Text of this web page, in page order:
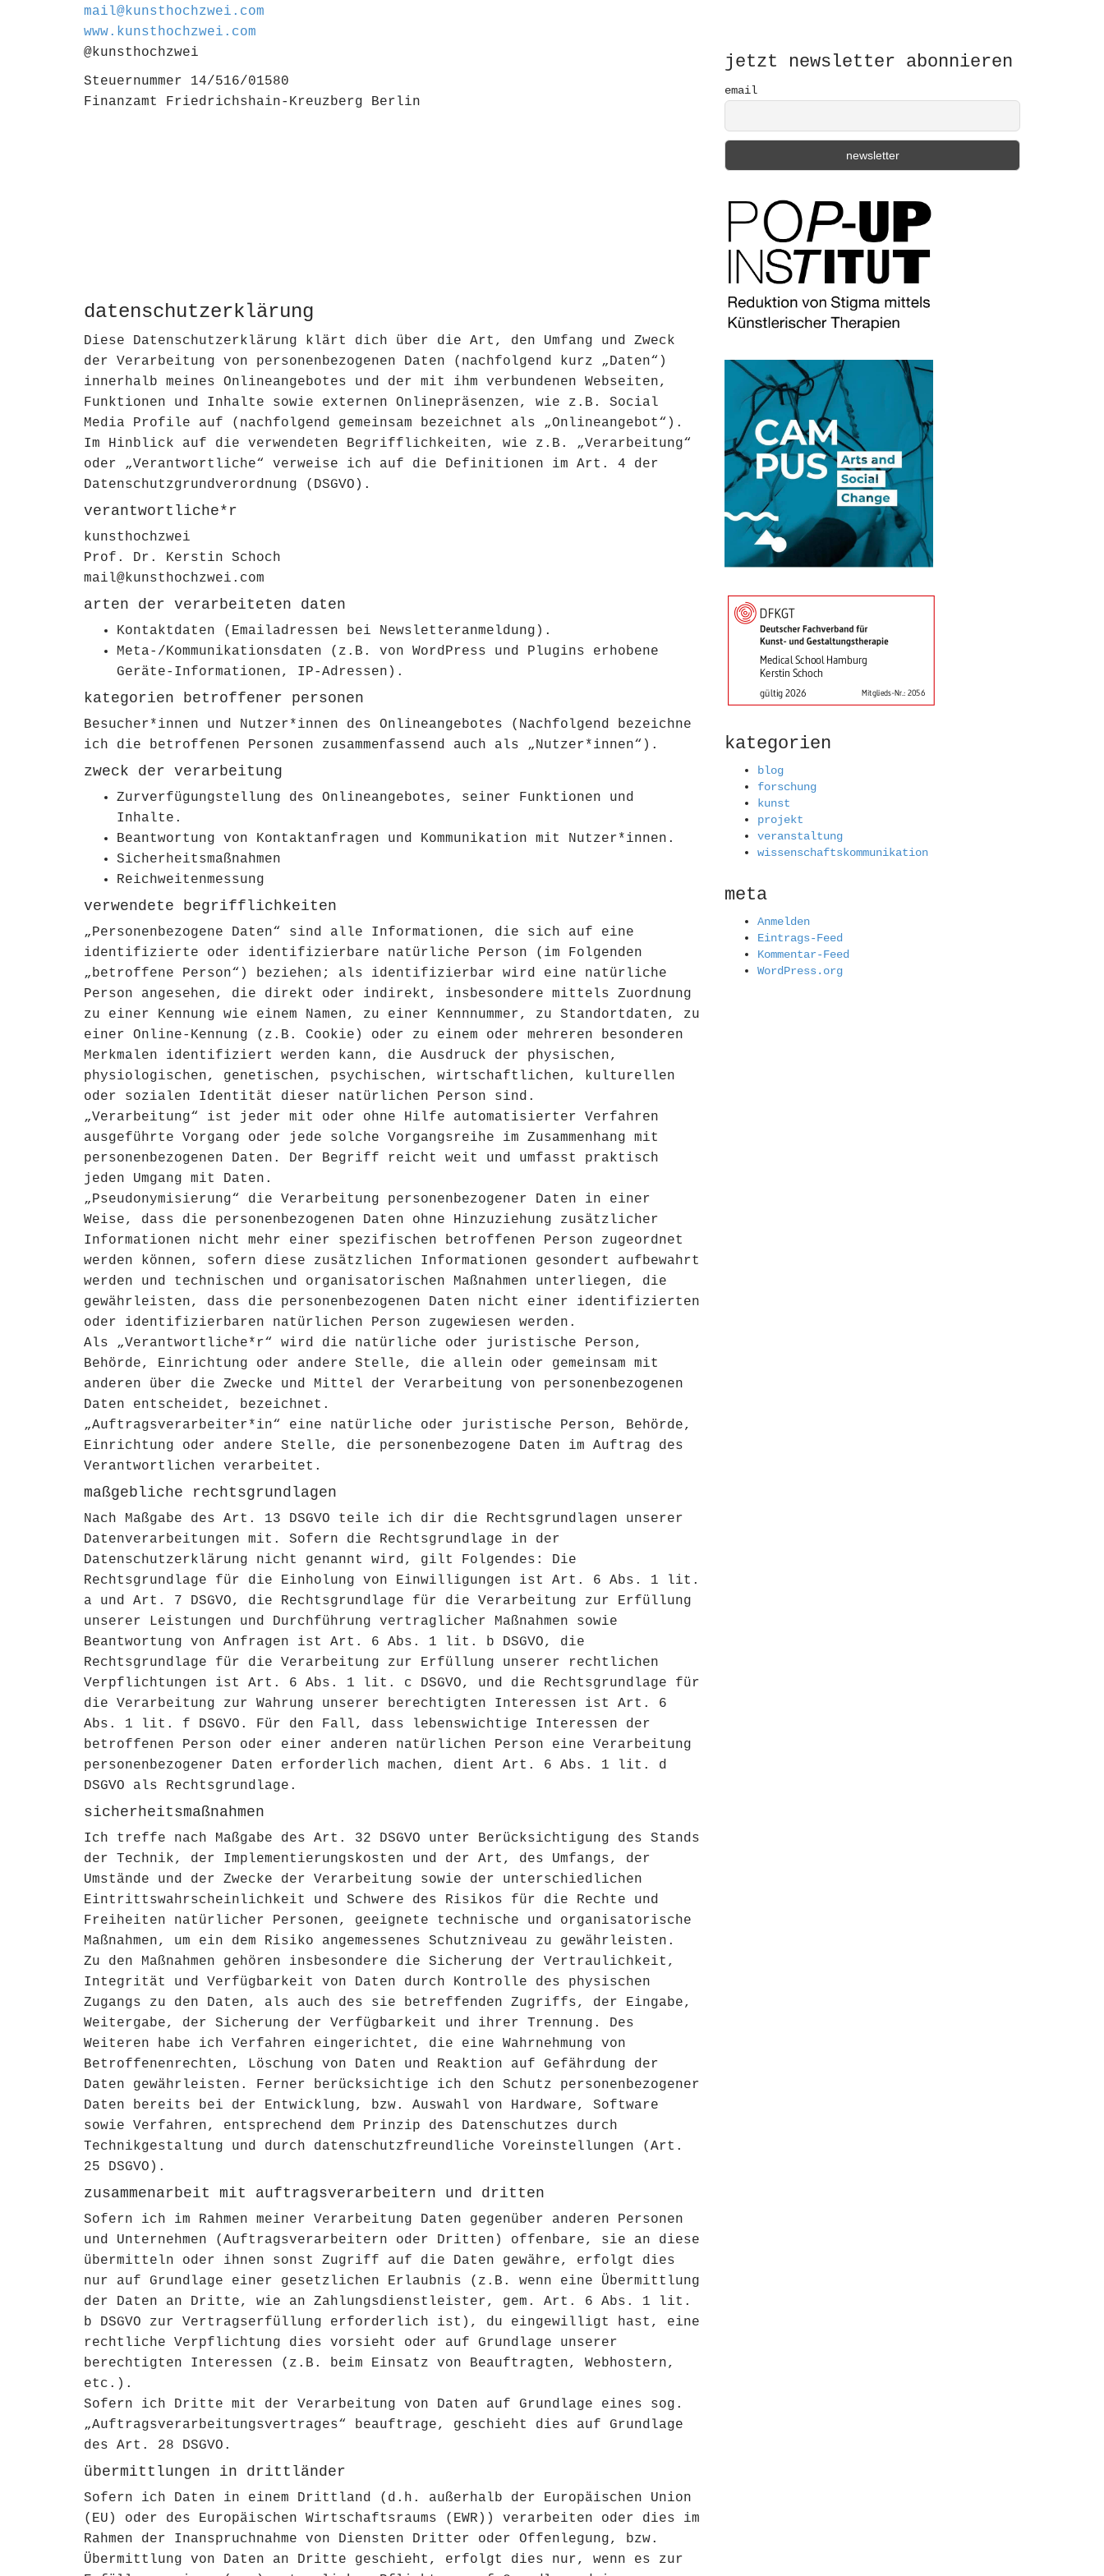
mail@kunsthochzwei.com
www.kunsthochzwei.com
@kunsthochzwei
Steuernummer 14/516/01580
Finanzamt Friedrichshain-Kreuzberg Berlin
datenschutzerklärung
Diese Datenschutzerklärung klärt dich über die Art, den Umfang und Zweck
der Verarbeitung von personenbezogenen Daten (nachfolgend kurz „Daten“)
innerhalb meines Onlineangebotes und der mit ihm verbundenen Webseiten,
Funktionen und Inhalte sowie externen Onlinepräsenzen, wie z.B. Social
Media Profile auf (nachfolgend gemeinsam bezeichnet als „Onlineangebot“).
Im Hinblick auf die verwendeten Begrifflichkeiten, wie z.B. „Verarbeitung“
oder „Verantwortliche“ verweise ich auf die Definitionen im Art. 4 der
Datenschutzgrundverordnung (DSGVO).
verantwortliche*r
kunsthochzwei
Prof. Dr. Kerstin Schoch
mail@kunsthochzwei.com
arten der verarbeiteten daten
Kontaktdaten (Emailadressen bei Newsletteranmeldung).
Meta-/Kommunikationsdaten (z.B. von WordPress und Plugins erhobene
Geräte-Informationen, IP-Adressen).
kategorien betroffener personen
Besucher*innen und Nutzer*innen des Onlineangebotes (Nachfolgend bezeichne
ich die betroffenen Personen zusammenfassend auch als „Nutzer*innen“).
zweck der verarbeitung
Zurverfügungstellung des Onlineangebotes, seiner Funktionen und
Inhalte.
Beantwortung von Kontaktanfragen und Kommunikation mit Nutzer*innen.
Sicherheitsmaßnahmen
Reichweitenmessung
verwendete begrifflichkeiten
„Personenbezogene Daten“ sind alle Informationen, die sich auf eine
identifizierte oder identifizierbare natürliche Person (im Folgenden
„betroffene Person“) beziehen; als identifizierbar wird eine natürliche
Person angesehen, die direkt oder indirekt, insbesondere mittels Zuordnung
zu einer Kennung wie einem Namen, zu einer Kennnummer, zu Standortdaten, zu
einer Online-Kennung (z.B. Cookie) oder zu einem oder mehreren besonderen
Merkmalen identifiziert werden kann, die Ausdruck der physischen,
physiologischen, genetischen, psychischen, wirtschaftlichen, kulturellen
oder sozialen Identität dieser natürlichen Person sind.
„Verarbeitung“ ist jeder mit oder ohne Hilfe automatisierter Verfahren
ausgeführte Vorgang oder jede solche Vorgangsreihe im Zusammenhang mit
personenbezogenen Daten. Der Begriff reicht weit und umfasst praktisch
jeden Umgang mit Daten.
„Pseudonymisierung“ die Verarbeitung personenbezogener Daten in einer
Weise, dass die personenbezogenen Daten ohne Hinzuziehung zusätzlicher
Informationen nicht mehr einer spezifischen betroffenen Person zugeordnet
werden können, sofern diese zusätzlichen Informationen gesondert aufbewahrt
werden und technischen und organisatorischen Maßnahmen unterliegen, die
gewährleisten, dass die personenbezogenen Daten nicht einer identifizierten
oder identifizierbaren natürlichen Person zugewiesen werden.
Als „Verantwortliche*r“ wird die natürliche oder juristische Person,
Behörde, Einrichtung oder andere Stelle, die allein oder gemeinsam mit
anderen über die Zwecke und Mittel der Verarbeitung von personenbezogenen
Daten entscheidet, bezeichnet.
„Auftragsverarbeiter*in“ eine natürliche oder juristische Person, Behörde,
Einrichtung oder andere Stelle, die personenbezogene Daten im Auftrag des
Verantwortlichen verarbeitet.
maßgebliche rechtsgrundlagen
Nach Maßgabe des Art. 13 DSGVO teile ich dir die Rechtsgrundlagen unserer
Datenverarbeitungen mit. Sofern die Rechtsgrundlage in der
Datenschutzerklärung nicht genannt wird, gilt Folgendes: Die
Rechtsgrundlage für die Einholung von Einwilligungen ist Art. 6 Abs. 1 lit.
a und Art. 7 DSGVO, die Rechtsgrundlage für die Verarbeitung zur Erfüllung
unserer Leistungen und Durchführung vertraglicher Maßnahmen sowie
Beantwortung von Anfragen ist Art. 6 Abs. 1 lit. b DSGVO, die
Rechtsgrundlage für die Verarbeitung zur Erfüllung unserer rechtlichen
Verpflichtungen ist Art. 6 Abs. 1 lit. c DSGVO, und die Rechtsgrundlage für
die Verarbeitung zur Wahrung unserer berechtigten Interessen ist Art. 6
Abs. 1 lit. f DSGVO. Für den Fall, dass lebenswichtige Interessen der
betroffenen Person oder einer anderen natürlichen Person eine Verarbeitung
personenbezogener Daten erforderlich machen, dient Art. 6 Abs. 1 lit. d
DSGVO als Rechtsgrundlage.
sicherheitsmaßnahmen
Ich treffe nach Maßgabe des Art. 32 DSGVO unter Berücksichtigung des Stands
der Technik, der Implementierungskosten und der Art, des Umfangs, der
Umstände und der Zwecke der Verarbeitung sowie der unterschiedlichen
Eintrittswahrscheinlichkeit und Schwere des Risikos für die Rechte und
Freiheiten natürlicher Personen, geeignete technische und organisatorische
Maßnahmen, um ein dem Risiko angemessenes Schutzniveau zu gewährleisten.
Zu den Maßnahmen gehören insbesondere die Sicherung der Vertraulichkeit,
Integrität und Verfügbarkeit von Daten durch Kontrolle des physischen
Zugangs zu den Daten, als auch des sie betreffenden Zugriffs, der Eingabe,
Weitergabe, der Sicherung der Verfügbarkeit und ihrer Trennung. Des
Weiteren habe ich Verfahren eingerichtet, die eine Wahrnehmung von
Betroffenenrechten, Löschung von Daten und Reaktion auf Gefährdung der
Daten gewährleisten. Ferner berücksichtige ich den Schutz personenbezogener
Daten bereits bei der Entwicklung, bzw. Auswahl von Hardware, Software
sowie Verfahren, entsprechend dem Prinzip des Datenschutzes durch
Technikgestaltung und durch datenschutzfreundliche Voreinstellungen (Art.
25 DSGVO).
zusammenarbeit mit auftragsverarbeitern und dritten
Sofern ich im Rahmen meiner Verarbeitung Daten gegenüber anderen Personen
und Unternehmen (Auftragsverarbeitern oder Dritten) offenbare, sie an diese
übermitteln oder ihnen sonst Zugriff auf die Daten gewähre, erfolgt dies
nur auf Grundlage einer gesetzlichen Erlaubnis (z.B. wenn eine Übermittlung
der Daten an Dritte, wie an Zahlungsdienstleister, gem. Art. 6 Abs. 1 lit.
b DSGVO zur Vertragserfüllung erforderlich ist), du eingewilligt hast, eine
rechtliche Verpflichtung dies vorsieht oder auf Grundlage unserer
berechtigten Interessen (z.B. beim Einsatz von Beauftragten, Webhostern,
etc.).
Sofern ich Dritte mit der Verarbeitung von Daten auf Grundlage eines sog.
„Auftragsverarbeitungsvertrages“ beauftrage, geschieht dies auf Grundlage
des Art. 28 DSGVO.
übermittlungen in drittländer
Sofern ich Daten in einem Drittland (d.h. außerhalb der Europäischen Union
(EU) oder des Europäischen Wirtschaftsraums (EWR)) verarbeiten oder dies im
Rahmen der Inanspruchnahme von Diensten Dritter oder Offenlegung, bzw.
Übermittlung von Daten an Dritte geschieht, erfolgt dies nur, wenn es zur
r
:
jetzt newsletter abonnieren
email
kategorien
blog
forschung
kunst
projekt
veranstaltung
wissenschaftskommunikation
meta
Anmelden
Eintrags-Feed
Kommentar-Feed
WordPress.org